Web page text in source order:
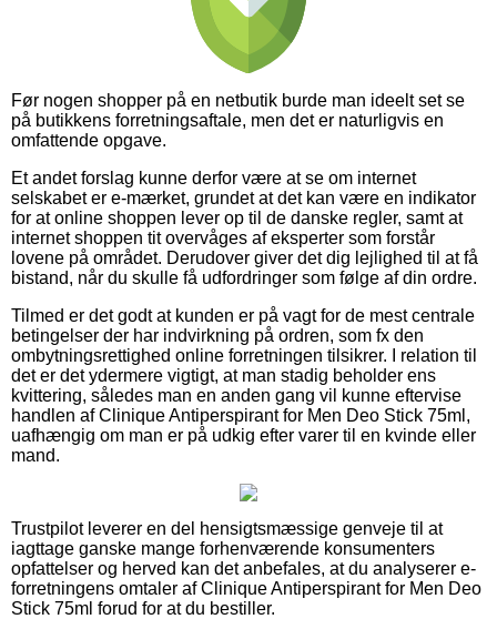
Før nogen shopper på en netbutik burde man ideelt set se
på butikkens forretningsaftale, men det er naturligvis en
omfattende opgave.
Et andet forslag kunne derfor være at se om internet
selskabet er e-mærket, grundet at det kan være en indikator
for at online shoppen lever op til de danske regler, samt at
internet shoppen tit overvåges af eksperter som forstår
lovene på området. Derudover giver det dig lejlighed til at få
bistand, når du skulle få udfordringer som følge af din ordre.
Tilmed er det godt at kunden er på vagt for de mest centrale
betingelser der har indvirkning på ordren, som fx den
ombytningsrettighed online forretningen tilsikrer. I relation til
det er det ydermere vigtigt, at man stadig beholder ens
kvittering, således man en anden gang vil kunne eftervise
handlen af Clinique Antiperspirant for Men Deo Stick 75ml,
uafhængig om man er på udkig efter varer til en kvinde eller
mand.
Trustpilot leverer en del hensigtsmæssige genveje til at
iagttage ganske mange forhenværende konsumenters
opfattelser og herved kan det anbefales, at du analyserer e-
forretningens omtaler af Clinique Antiperspirant for Men Deo
Stick 75ml forud for at du bestiller.